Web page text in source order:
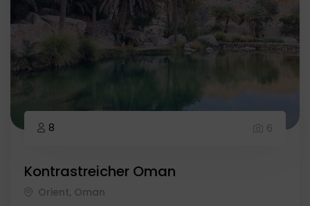
8 6
Kontrastreicher Oman
Orient, Oman